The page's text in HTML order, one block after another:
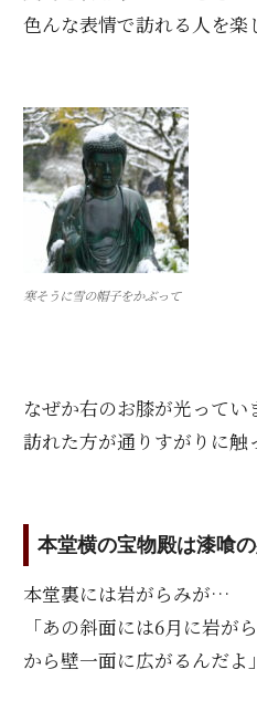
色んな表情で訪れる人を楽
寒そうに雪の帽子をかぶって
なぜか右のお膝が光ってい
訪れた方が通りすがりに
本堂横の宝物殿は漆喰
本堂裏には岩がらみが…
「あの斜面には6月に岩が
から壁一面に広がるんだよ」